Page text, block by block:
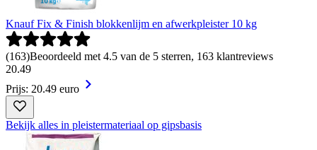
Knauf Fix & Finish blokkenlijm en afwerkpleister 10 kg
(163)Beoordeeld met 4.5 van de 5 sterren, 163 klantreviews
20.49
Prijs: 20.49 euro
Bekijk alles in pleistermateriaal op gipsbasis